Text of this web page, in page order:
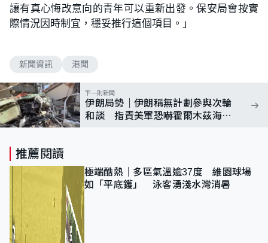
讓有真心悔改意向的青年可以重新出發。保安局會按實
際情況因時制宜，穩妥推行這個項目。」
新聞資訊 港聞
下一則新聞
伊朗局勢｜伊朗稱無計劃參與次輪
和談 指責美軍恐嚇霍爾木茲海峽
推薦閱讀
極端酷熱｜多區氣溫逾37度 維園球場
如「平底鑊」 泳客湧淺水灣消暑